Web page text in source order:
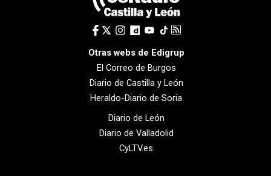
Otras webs de Edigrup
El Correo de Burgos
Diario de Castilla y León
Heraldo-Diario de Soria
Diario de León
Diario de Valladolid
CyLTV.es